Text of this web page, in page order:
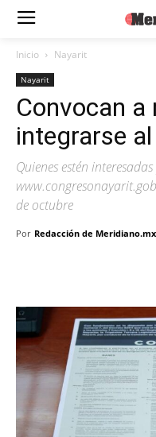
Inicio Nayarit
Nayarit
Convocan a
integrarse
Quienes estén
de octubre
Por Redacción de Meridiano.mx